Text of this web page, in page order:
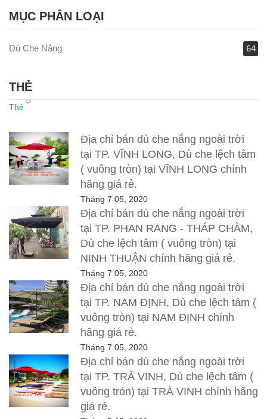
MỤC PHÂN LOẠI
Dù Che Nắng 64
THẺ
Thẻ
Địa chỉ bán dù che nắng ngoài trời
tại TP. VĨNH LONG, Dù che lệch tâm
( vuông tròn) tại VĨNH LONG chính
hãng giá rẻ.
Tháng 7 05, 2020
Địa chỉ bán dù che nắng ngoài trời
tại TP. PHAN RANG - THÁP CHÀM,
Dù che lệch tâm ( vuông tròn) tại
NINH THUẬN chính hãng giá rẻ.
Tháng 7 05, 2020
Địa chỉ bán dù che nắng ngoài trời
tại TP. NAM ĐỊNH, Dù che lệch tâm (
vuông tròn) tại NAM ĐỊNH chính
hãng giá rẻ.
Tháng 7 05, 2020
Địa chỉ bán dù che nắng ngoài trời
tại TP. TRÀ VINH, Dù che lệch tâm (
vuông tròn) tại TRÀ VINH chính hãng
giá rẻ.